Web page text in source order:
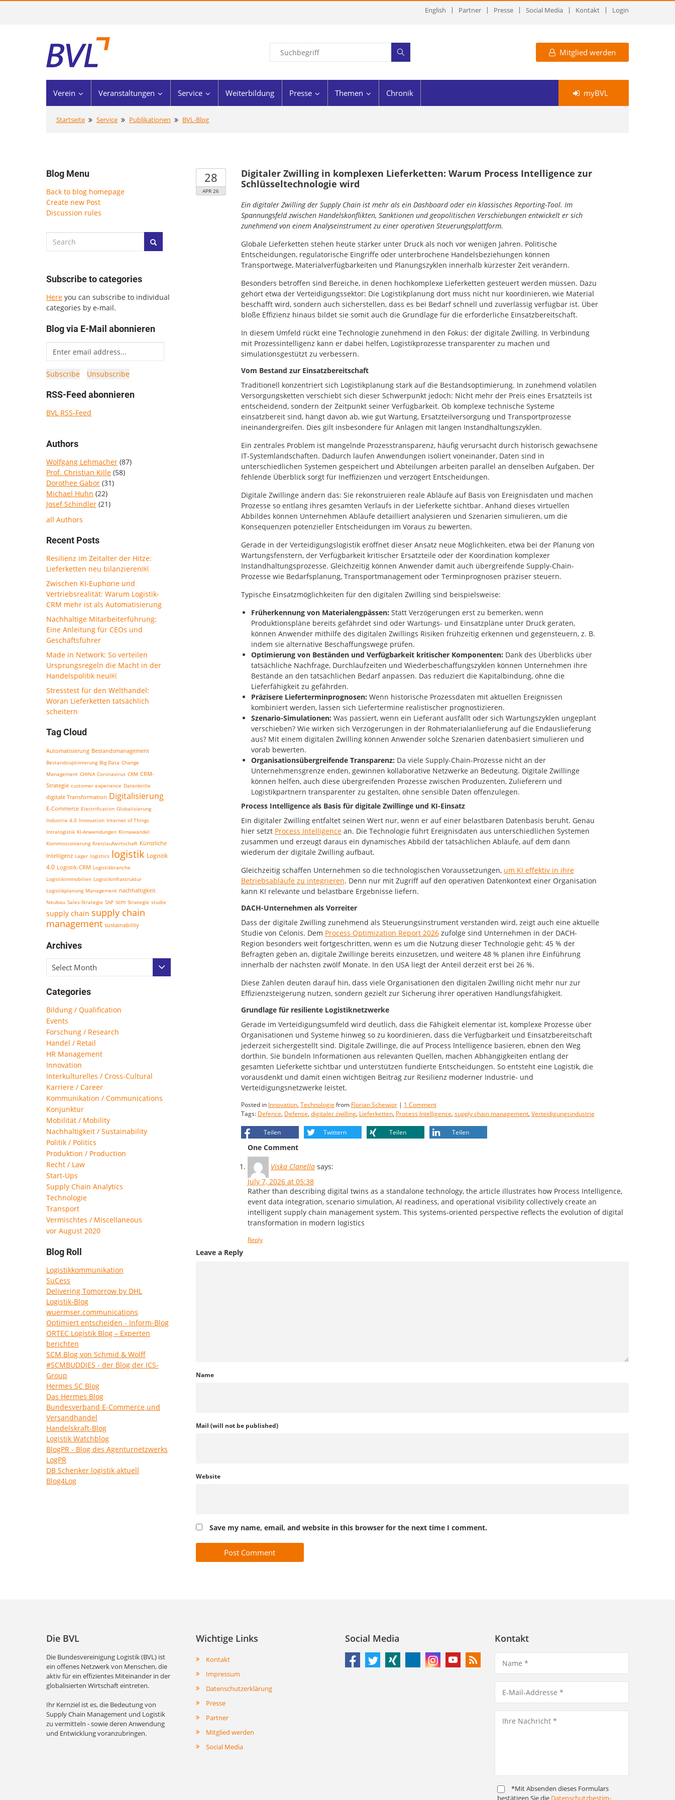
English Partner Presse Social Media Kontakt Login
Mitglied werden
Verein Veranstaltungen Service Weiterbildung Presse Themen Chronik myBVL
Startseite Service Publikationen BVL-Blog
Blog Menu
Back to blog homepage
Create new Post
Discussion rules
Subscribe to categories
Here you can subscribe to individual
categories by e-mail.
Blog via E-Mail abonnieren
RSS-Feed abonnieren
BVL RSS-Feed
Authors
Wolfgang Lehmacher (87)
Prof. Christian Kille (58)
Dorothee Gabor (31)
Michael Huhn (22)
Josef Schindler (21)
all Authors
Recent Posts
Resilienz im Zeitalter der Hitze:
Lieferketten neu bilanzieren￼
Zwischen KI-Euphorie und
Vertriebsrealität: Warum Logistik-
CRM mehr ist als Automatisierung
Nachhaltige Mitarbeiterführung:
Eine Anleitung für CEOs und
Geschäftsführer
Made in Network: So verteilen
Ursprungsregeln die Macht in der
Handelspolitik neu￼
Stresstest für den Welthandel:
Woran Lieferketten tatsächlich
scheitern
Tag Cloud
Automatisierung Bestandsmanagement
Bestandsoptimierung Big Data Change
Management CHINA Coronavirus CRM CRM-
Strategie customer experience Datenbrille
digitale Transformation Digitalisierung
E-Commerce Electrification Globalisierung
Industrie 4.0 Innovation Internet of Things
Intralogistik KI-Anwendungen Klimawandel
Kommissionierung Kreislaufwirtschaft Künstliche
Intelligenz Lager logistics logistik Logistik
4.0 Logistik-CRM Logistikbranche
Logistikimmobilien Logistikinfrastruktur
Logistikplanung Management nachhaltigkeit
Neubau Sales-Strategie SAP scm Strategie studie
supply chain supply chain
management sustainability
Archives
Select Month
Categories
Bildung / Qualification
Events
Forschung / Research
Handel / Retail
HR Management
Innovation
Interkulturelles / Cross-Cultural
Karriere / Career
Kommunikation / Communications
Konjunktur
Mobilität / Mobility
Nachhaltigkeit / Sustainability
Politik / Politics
Produktion / Production
Recht / Law
Start-Ups
Supply Chain Analytics
Technologie
Transport
Vermischtes / Miscellaneous
vor August 2020
Blog Roll
Logistikkommunikation
SuCess
Delivering Tomorrow by DHL
Logistik-Blog
wuermser.communications
Optimiert entscheiden - Inform-Blog
ORTEC Logistik Blog – Experten
berichten
SCM Blog von Schmid & Wolff
#SCMBUDDIES - der Blog der ICS-
Group
Hermes SC Blog
Das Hermes Blog
Bundesverband E-Commerce und
Versandhandel
Handelskraft-Blog
Logistik Watchblog
BlogPR - Blog des Agenturnetzwerks
LogPR
DB Schenker logistik aktuell
Blog4Log
28
APR 26
Digitaler Zwilling in komplexen Lieferketten: Warum Process Intelligence zur
Schlüsseltechnologie wird
Ein digitaler Zwilling der Supply Chain ist mehr als ein Dashboard oder ein klassisches Reporting-Tool. Im
Spannungsfeld zwischen Handelskonflikten, Sanktionen und geopolitischen Verschiebungen entwickelt er sich
zunehmend von einem Analyseinstrument zu einer operativen Steuerungsplattform.
Globale Lieferketten stehen heute stärker unter Druck als noch vor wenigen Jahren. Politische
Entscheidungen, regulatorische Eingriffe oder unterbrochene Handelsbeziehungen können
Transportwege, Materialverfügbarkeiten und Planungszyklen innerhalb kürzester Zeit verändern.
Besonders betroffen sind Bereiche, in denen hochkomplexe Lieferketten gesteuert werden müssen. Dazu
gehört etwa der Verteidigungssektor: Die Logistikplanung dort muss nicht nur koordinieren, wie Material
beschafft wird, sondern auch sicherstellen, dass es bei Bedarf schnell und zuverlässig verfügbar ist. Über
bloße Effizienz hinaus bildet sie somit auch die Grundlage für die erforderliche Einsatzbereitschaft.
In diesem Umfeld rückt eine Technologie zunehmend in den Fokus: der digitale Zwilling. In Verbindung
mit Prozessintelligenz kann er dabei helfen, Logistikprozesse transparenter zu machen und
simulationsgestützt zu verbessern.
Vom Bestand zur Einsatzbereitschaft
Traditionell konzentriert sich Logistikplanung stark auf die Bestandsoptimierung. In zunehmend volatilen
Versorgungsketten verschiebt sich dieser Schwerpunkt jedoch: Nicht mehr der Preis eines Ersatzteils ist
entscheidend, sondern der Zeitpunkt seiner Verfügbarkeit. Ob komplexe technische Systeme
einsatzbereit sind, hängt davon ab, wie gut Wartung, Ersatzteilversorgung und Transportprozesse
ineinandergreifen. Dies gilt insbesondere für Anlagen mit langen Instandhaltungszyklen.
Ein zentrales Problem ist mangelnde Prozesstransparenz, häufig verursacht durch historisch gewachsene
IT-Systemlandschaften. Dadurch laufen Anwendungen isoliert voneinander, Daten sind in
unterschiedlichen Systemen gespeichert und Abteilungen arbeiten parallel an denselben Aufgaben. Der
fehlende Überblick sorgt für Ineffizienzen und verzögert Entscheidungen.
Digitale Zwillinge ändern das: Sie rekonstruieren reale Abläufe auf Basis von Ereignisdaten und machen
Prozesse so entlang ihres gesamten Verlaufs in der Lieferkette sichtbar. Anhand dieses virtuellen
Abbildes können Unternehmen Abläufe detailliert analysieren und Szenarien simulieren, um die
Konsequenzen potenzieller Entscheidungen im Voraus zu bewerten.
Gerade in der Verteidigungslogistik eröffnet dieser Ansatz neue Möglichkeiten, etwa bei der Planung von
Wartungsfenstern, der Verfügbarkeit kritischer Ersatzteile oder der Koordination komplexer
Instandhaltungsprozesse. Gleichzeitig können Anwender damit auch übergreifende Supply-Chain-
Prozesse wie Bedarfsplanung, Transportmanagement oder Terminprognosen präziser steuern.
Typische Einsatzmöglichkeiten für den digitalen Zwilling sind beispielsweise:
Früherkennung von Materialengpässen: Statt Verzögerungen erst zu bemerken, wenn
Produktionspläne bereits gefährdet sind oder Wartungs- und Einsatzpläne unter Druck geraten,
können Anwender mithilfe des digitalen Zwillings Risiken frühzeitig erkennen und gegensteuern, z. B.
indem sie alternative Beschaffungswege prüfen.
Optimierung von Beständen und Verfügbarkeit kritischer Komponenten: Dank des Überblicks über
tatsächliche Nachfrage, Durchlaufzeiten und Wiederbeschaffungszyklen können Unternehmen ihre
Bestände an den tatsächlichen Bedarf anpassen. Das reduziert die Kapitalbindung, ohne die
Lieferfähigkeit zu gefährden.
Präzisere Lieferterminprognosen: Wenn historische Prozessdaten mit aktuellen Ereignissen
kombiniert werden, lassen sich Liefertermine realistischer prognostizieren.
Szenario-Simulationen: Was passiert, wenn ein Lieferant ausfällt oder sich Wartungszyklen ungeplant
verschieben? Wie wirken sich Verzögerungen in der Rohmaterialanlieferung auf die Endauslieferung
aus? Mit einem digitalen Zwilling können Anwender solche Szenarien datenbasiert simulieren und
vorab bewerten.
Organisationsübergreifende Transparenz: Da viele Supply-Chain-Prozesse nicht an der
Unternehmensgrenze enden, gewinnen kollaborative Netzwerke an Bedeutung. Digitale Zwillinge
können helfen, auch diese übergreifenden Prozesse zwischen Produzenten, Zulieferern und
Logistikpartnern transparenter zu gestalten, ohne sensible Daten offenzulegen.
Process Intelligence als Basis für digitale Zwillinge und KI-Einsatz
Ein digitaler Zwilling entfaltet seinen Wert nur, wenn er auf einer belastbaren Datenbasis beruht. Genau
hier setzt Process Intelligencean. Die Technologie führt Ereignisdaten aus unterschiedlichen Systemen
zusammen und erzeugt daraus ein dynamisches Abbild der tatsächlichen Abläufe, auf dem dann
wiederum der digitale Zwilling aufbaut.
Gleichzeitig schaffen Unternehmen so die technologischen Voraussetzungen, um KI effektiv in ihre
Betriebsabläufe zu integrieren. Denn nur mit Zugriff auf den operativen Datenkontext einer Organisation
kann KI relevante und belastbare Ergebnisse liefern.
DACH-Unternehmen als Vorreiter
Dass der digitale Zwilling zunehmend als Steuerungsinstrument verstanden wird, zeigt auch eine aktuelle
Studie von Celonis. Dem Process Optimization Report 2026zufolge sind Unternehmen in der DACH-
Region besonders weit fortgeschritten, wenn es um die Nutzung dieser Technologie geht: 45 % der
Befragten geben an, digitale Zwillinge bereits einzusetzen, und weitere 48 % planen ihre Einführung
innerhalb der nächsten zwölf Monate. In den USA liegt der Anteil derzeit erst bei 26 %.
Diese Zahlen deuten darauf hin, dass viele Organisationen den digitalen Zwilling nicht mehr nur zur
Effizienzsteigerung nutzen, sondern gezielt zur Sicherung ihrer operativen Handlungsfähigkeit.
Grundlage für resiliente Logistiknetzwerke
Gerade im Verteidigungsumfeld wird deutlich, dass die Fähigkeit elementar ist, komplexe Prozesse über
Organisationen und Systeme hinweg so zu koordinieren, dass die Verfügbarkeit und Einsatzbereitschaft
jederzeit sichergestellt sind. Digitale Zwillinge, die auf Process Intelligence basieren, ebnen den Weg
dorthin. Sie bündeln Informationen aus relevanten Quellen, machen Abhängigkeiten entlang der
gesamten Lieferkette sichtbar und unterstützen fundierte Entscheidungen. So entsteht eine Logistik, die
vorausdenkt und damit einen wichtigen Beitrag zur Resilienz moderner Industrie- und
Verteidigungsnetzwerke leistet.
Posted in Innovation, Technologie from Florian Schewior| 1 Comment
Tags: Defence, Defense, digitaler zwilling, Lieferketten, Process Intelligence, supply chain management, Verteidigungsindustrie
Teilen Twittern Teilen Teilen
One Comment
Viska Clanella says:
July 7, 2026 at 05:38
Rather than describing digital twins as a standalone technology, the article illustrates how Process Intelligence,
event data integration, scenario simulation, AI readiness, and operational visibility collectively create an
intelligent supply chain management system. This systems-oriented perspective reflects the evolution of digital
transformation in modern logistics
Reply
Leave a Reply
Name
Mail (will not be published)
Website
Save my name, email, and website in this browser for the next time I comment.
Die BVL
Die Bundesvereinigung Logistik (BVL) ist
ein offenes Netzwerk von Menschen, die
aktiv für ein effizientes Miteinander in der
globalisierten Wirtschaft eintreten.
Ihr Kernziel ist es, die Bedeutung von
Supply Chain Management und Logistik
zu vermitteln - sowie deren Anwendung
und Entwicklung voranzubringen.
Wichtige Links
Kontakt
Impressum
Datenschutzerklärung
Presse
Partner
Mitglied werden
Social Media
Social Media Kontakt
*Mit Absenden dieses Formulars
bestätigen Sie die Daten­schutz­bestim­